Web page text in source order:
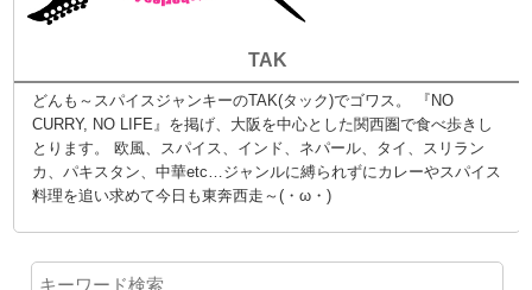
TAK
どんも～スパイスジャンキーのTAK(タック)でゴワス。 『NO
CURRY, NO LIFE』を掲げ、大阪を中心とした関西圏で食べ歩きし
とります。 欧風、スパイス、インド、ネパール、タイ、スリラン
カ、パキスタン、中華etc…ジャンルに縛られずにカレーやスパイス
料理を追い求めて今日も東奔西走～(・ω・)